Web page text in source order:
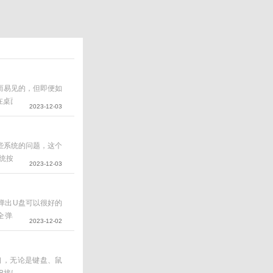
易见的，但即便如
面上点击鼠标点
制作win如果电脑
2023-12-03
系统的问题，这个
按哪个键进入u盘
windows7品牌型
2023-12-03
出U盘可以很好的
出U盘或移动硬
2023-12-02
无论是键盘、鼠